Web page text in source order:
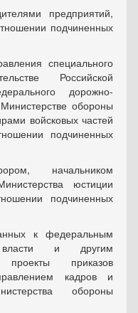
предприятий,
подчиненных
специального
Российской
дорожно-
обороны
войсковых частей
подчиненных
начальником
юстиции
подчиненных
к федеральным
власти и другим
проекты приказов
кадров и
обороны